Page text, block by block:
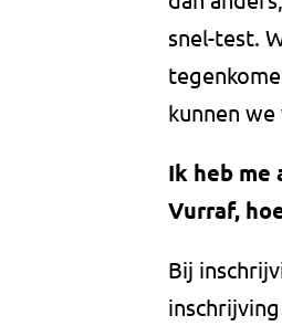
snel-test.
kunnen
Ik heb me
Vurraf,
Bij